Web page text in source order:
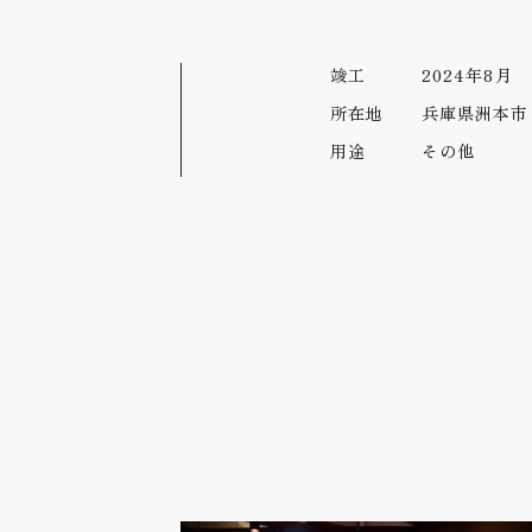
竣工
2024年8月
所在地
兵庫県洲本市
用途
その他